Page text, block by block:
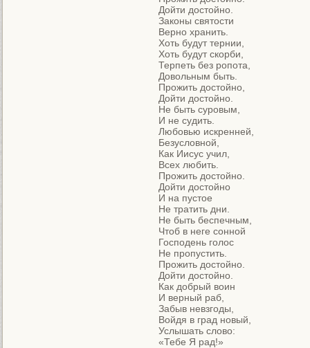
Дойти достойно.
Законы святости
Верно хранить.
Хоть будут тернии,
Хоть будут скорби,
Терпеть без ропота,
Довольным быть.
Прожить достойно,
Дойти достойно.
Не быть суровым,
И не судить.
Любовью искренней,
Безусловной,
Как Иисус учил,
Всех любить.
Прожить достойно.
Дойти достойно
И на пустое
Не тратить дни.
Не быть беспечным,
Чтоб в неге сонной
Господень голос
Не пропустить.
Прожить достойно.
Дойти достойно.
Как добрый воин
И верный раб,
Забыв невзгоды,
Войдя в град новый,
Услышать слово:
«Тебе Я рад!»